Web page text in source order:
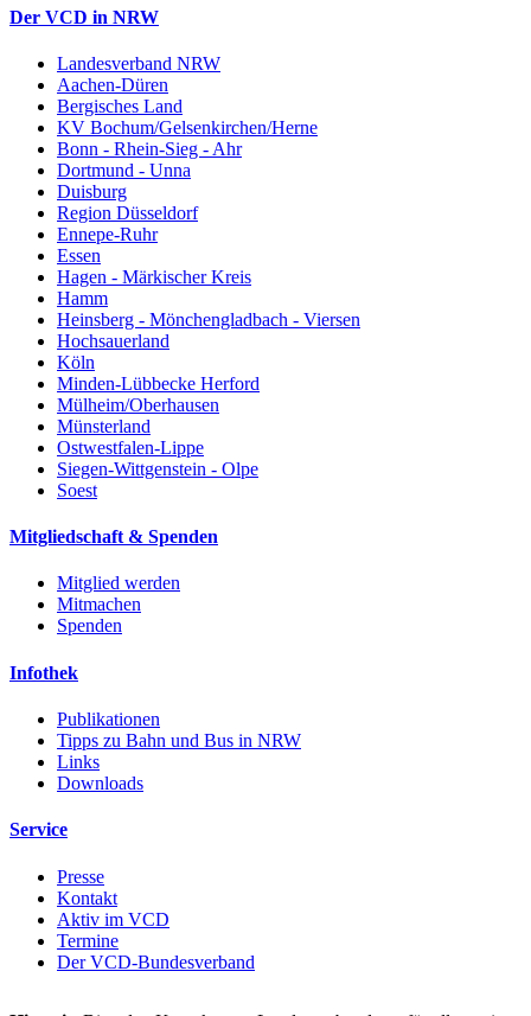
Der VCD in NRW
Landesverband NRW
Aachen-Düren
Bergisches Land
KV Bochum/Gelsenkirchen/Herne
Bonn - Rhein-Sieg - Ahr
Dortmund - Unna
Duisburg
Region Düsseldorf
Ennepe-Ruhr
Essen
Hagen - Märkischer Kreis
Hamm
Heinsberg - Mönchengladbach - Viersen
Hochsauerland
Köln
Minden-Lübbecke Herford
Mülheim/Oberhausen
Münsterland
Ostwestfalen-Lippe
Siegen-Wittgenstein - Olpe
Soest
Mitgliedschaft & Spenden
Mitglied werden
Mitmachen
Spenden
Infothek
Publikationen
Tipps zu Bahn und Bus in NRW
Links
Downloads
Service
Presse
Kontakt
Aktiv im VCD
Termine
Der VCD-Bundesverband